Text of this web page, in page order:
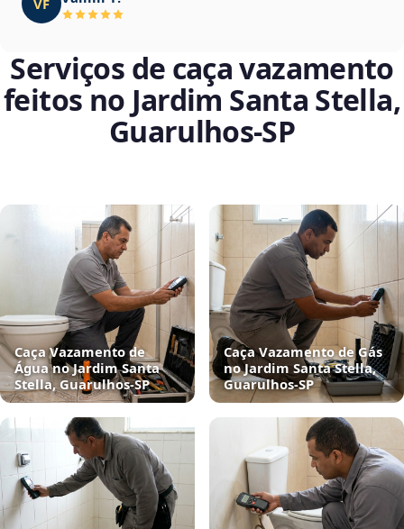
Serviços de caça vazamento
feitos no Jardim Santa Stella,
Guarulhos‑SP
Caça Vazamento de
Água no Jardim Santa
Stella, Guarulhos‑SP
Caça Vazamento de Gás
no Jardim Santa Stella,
Guarulhos‑SP